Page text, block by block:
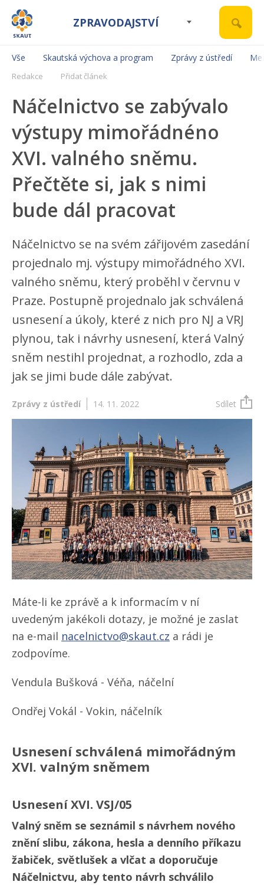
ZPRAVODAJSTVÍ
Vše Skautská výchova a program Zprávy z ústředí
Redakce Přidat článek
Náčelnictvo se zabývalo
výstupy mimořádnéno
XVI. valného sněmu.
Přečtěte si, jak s nimi
bude dál pracovat
Náčelnictvo se na svém zářijovém zasedání
projednalo mj. výstupy mimořádného XVI.
valného sněmu, který proběhl v červnu v
Praze. Postupně projednalo jak schválená
usnesení a úkoly, které z nich pro NJ a VRJ
plynou, tak i návrhy usnesení, která Valný
sněm nestihl projednat, a rozhodlo, zda a
jak se jimi bude dále zabývat.
Zprávy z ústředí 14. 11. 2022 Sdílet
Máte-li ke zprávě a k informacím v ní
uvedeným jakékoli dotazy, je možné je zaslat
na e-mail nacelnictvo@skaut.cz a rádi je
zodpovíme.
Vendula Bušková - Véňa, náčelní
Ondřej Vokál - Vokin, náčelník
Usnesení schválená mimořádným
XVI. valným sněmem
Usnesení XVI. VSJ/​05
Valný sněm se seznámil s návrhem nového
znění slibu, zákona, hesla a denního příkazu
žabiček, světlušek a vlčat a doporučuje
Náčelnictvu, aby tento návrh schválilo